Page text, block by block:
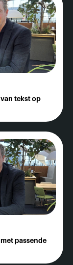
tekst op
passende